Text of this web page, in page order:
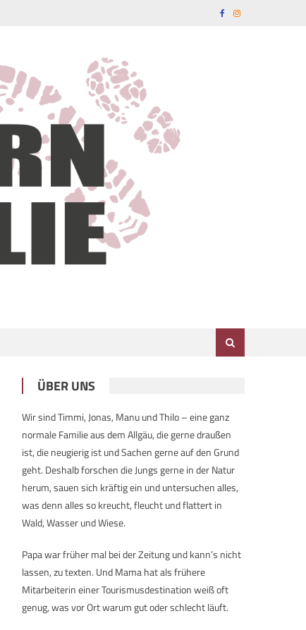
ÜBER UNS
Wir sind Timmi, Jonas, Manu und Thilo – eine ganz
normale Familie aus dem Allgäu, die gerne draußen
ist, die neugierig ist und Sachen gerne auf den Grund
geht. Deshalb forschen die Jungs gerne in der Natur
herum, sauen sich kräftig ein und untersuchen alles,
was denn alles so kreucht, fleucht und flattert in
Wald, Wasser und Wiese.
Papa war früher mal bei der Zeitung und kann’s nicht
lassen, zu texten. Und Mama hat als frühere
Mitarbeiterin einer Tourismusdestination weiß oft
genug, was vor Ort warum gut oder schlecht läuft.